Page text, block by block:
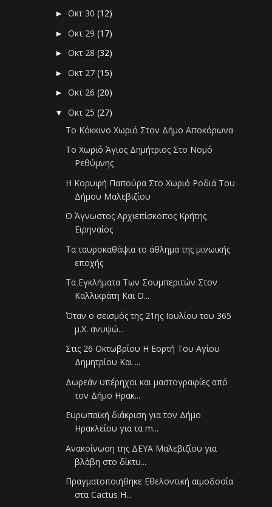
►Οκτ 30(12)
►Οκτ 29(17)
►Οκτ 28(32)
►Οκτ 27(15)
►Οκτ 26(20)
▼Οκτ 25(27)
Το Κόκκινο Χωριό Στον Δήμο Αποκόρωνα
Το Χωριό Άγιος Δημήτριος Στο Νομό
Ρεθύμνης
Η Κορυφή Παπούρα Στο Χωριό Ροδιά Του
Δήμου Μαλεβιζίου
Ο Άγνωστος Αρχιεπίσκοπος Κρήτης
Ειρηναίος
Τα ταυροκαθάψια το άθλημα της μινωικής
εποχής
Τα Εγκλήματα Των Σουμπεριτών Στον
Καλλικράτη Και Ο...
Όταν ο σεισμός της 21ης Ιουλίου του 365
μ.Χ. ανυψώ...
Στις 26 Οκτωβρίου Η Εορτή Του Αγίου
Δημητρίου Και ...
Δωρεάν υπέρηχοι και μαστογραφίες από
τον Δήμο Ηρακ...
Ευρωπαϊκή διάκριση για τον Δήμο
Ηρακλείου για τα m...
Ανακοίνωση της ΔΕΥΑ Μαλεβιζίου για
βλάβη στο δίκτυ...
Πραγματοποιήθηκε Εθελοντική αιμοδοσία
στα Cactus H...